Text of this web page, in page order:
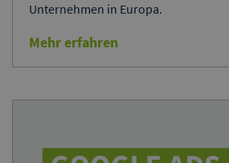
Unternehmen in Europa.
Mehr erfahren